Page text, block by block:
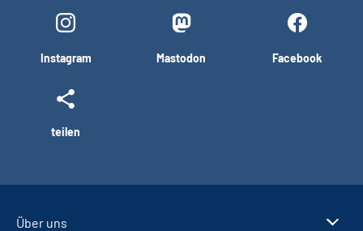
Instagram Mastodon Facebook
teilen
Über uns